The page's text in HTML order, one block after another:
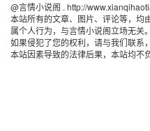
@言情小说阁 . http://
本站所有的文章、图片、评论等，均
属个人行为，与言情小说阁立场无关。
如果侵犯了您的权利，请与我们联系
本站因素导致的法律后果，本站均不